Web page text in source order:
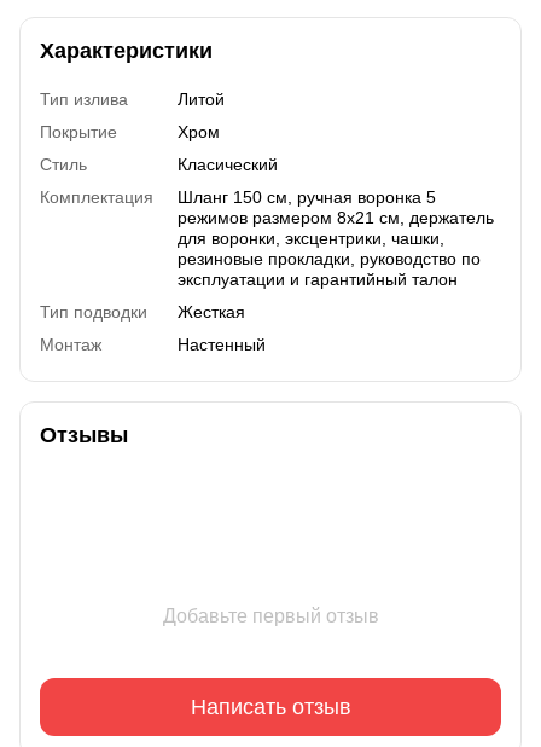
Характеристики
Тип излива
Литой
Покрытие
Хром
Стиль
Класический
Комплектация
Шланг 150 см, ручная воронка 5
режимов размером 8х21 см, держатель
для воронки, эксцентрики, чашки,
резиновые прокладки, руководство по
эксплуатации и гарантийный талон
Тип подводки
Жесткая
Монтаж
Настенный
Отзывы
Добавьте первый отзыв
Написать отзыв